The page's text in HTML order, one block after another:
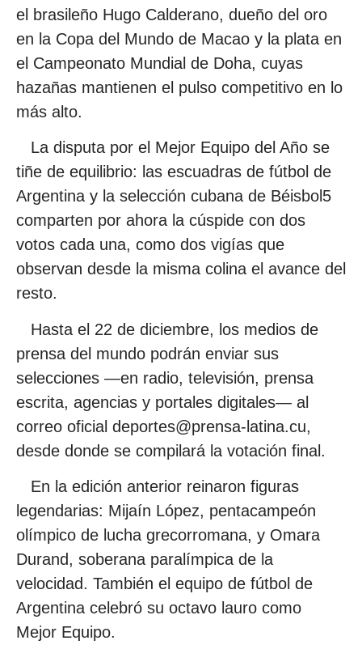
el brasileño Hugo Calderano, dueño del oro
en la Copa del Mundo de Macao y la plata en
el Campeonato Mundial de Doha, cuyas
hazañas mantienen el pulso competitivo en lo
más alto.
La disputa por el Mejor Equipo del Año se
tiñe de equilibrio: las escuadras de fútbol de
Argentina y la selección cubana de Béisbol5
comparten por ahora la cúspide con dos
votos cada una, como dos vigías que
observan desde la misma colina el avance del
resto.
Hasta el 22 de diciembre, los medios de
prensa del mundo podrán enviar sus
selecciones —en radio, televisión, prensa
escrita, agencias y portales digitales— al
correo oficial deportes@prensa-latina.cu,
desde donde se compilará la votación final.
En la edición anterior reinaron figuras
legendarias: Mijaín López, pentacampeón
olímpico de lucha grecorromana, y Omara
Durand, soberana paralímpica de la
velocidad. También el equipo de fútbol de
Argentina celebró su octavo lauro como
Mejor Equipo.